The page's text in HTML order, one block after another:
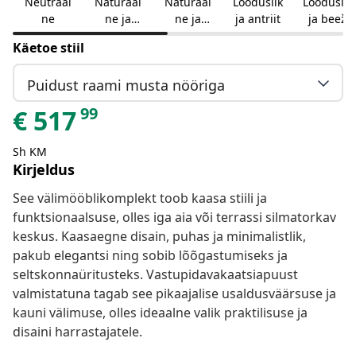
ne
ne ja
kreemjas
ne ja
helehall
ja antriit
ja beež
Käetoe stiil
Puidust raami musta nööriga
€ 51799
Sh KM
Kirjeldus
See välimööblikomplekt toob kaasa stiili ja
funktsionaalsuse, olles iga aia või terrassi silmatorkav
keskus. Kaasaegne disain, puhas ja minimalistlik,
pakub elegantsi ning sobib lõõgastumiseks ja
seltskonnaüritusteks. Vastupidavakaatsiapuust
valmistatuna tagab see pikaajalise usaldusväärsuse ja
kauni välimuse, olles ideaalne valik praktilisuse ja
disaini harrastajatele.